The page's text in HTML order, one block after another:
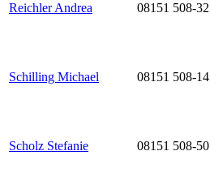
Reichler Andrea 08151 508-32
Schilling Michael 08151 508-14
Scholz Stefanie 08151 508-50